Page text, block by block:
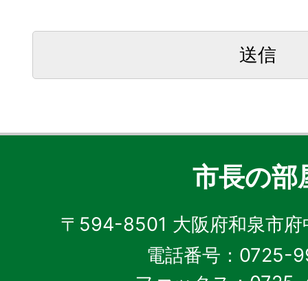
市長の部
〒594-8501 大阪府和泉市府
電話番号：0725-